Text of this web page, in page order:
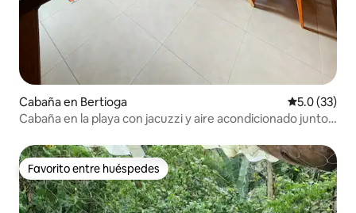
Cabaña en Bertioga Calificación
5.0 (33)
Cabaña en la playa con jacuzzi y aire acondicionado junto a
Favorito entre huéspedes
Favorito entre huéspedes